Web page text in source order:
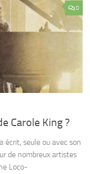
0
Carole King ?
écrit, seule ou avec son
de nombreux artistes
Loco-